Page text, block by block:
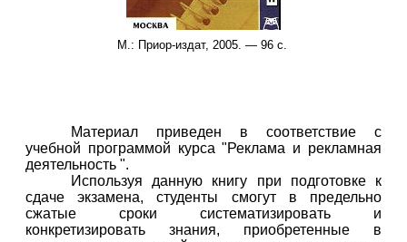
М.: Приор-издат, 2005. — 96 с.
Материал приведен в соответствие с
учебной программой курса "Реклама и рекламная
деятельность ".
Используя данную книгу при подготовке к
сдаче экзамена, студенты смогут в предельно
сжатые сроки систематизировать и
конкретизировать знания, приобретенные в